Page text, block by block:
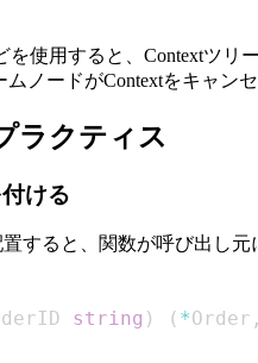
を使用すると、Contextツリ
ノードがContextをキャン
ラクティス
ける
すると、関数が呼び出し
string ) ( *Order ,